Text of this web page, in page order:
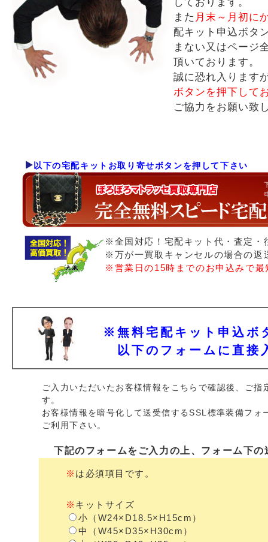
また 月末～月初に
配キット申込ボタ
まない又はページ
頂いております。
誠に恐れ入ります
ボタンを押下して
ご協力をお願い致
以下の宅配キットお取り寄せボタンを押して下さい
※全国対応！宅配キット代・査定・
※万が一買取キャンセルの場合の返
※営業日の15時までのお申込みで
※無料宅配キット申込ボ
以下のフォームに直接
ご入力いただいたお客様情報をこちらで確認後、ご
す。
お客様情報を暗号化して送受信するSSL標準装備フォ
ご利用下さい。
下記のフォームをご入力の上、フォーム下
※ は必須項目です。
※ キットサイズ
小（W24×D18.5×H15cm）
中（W45×D35×H30cm）